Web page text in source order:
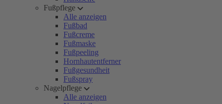
Fußpflege
Alle anzeigen
Fußbad
Fußcreme
Fußmaske
Fußpeeling
Hornhautentferner
Fußgesundheit
Fußspray
Nagelpflege
Alle anzeigen